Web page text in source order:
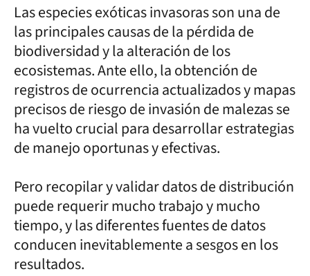
Las especies exóticas invasoras son una de
las principales causas de la pérdida de
biodiversidad y la alteración de los
ecosistemas. Ante ello, la obtención de
registros de ocurrencia actualizados y mapas
precisos de riesgo de invasión de malezas se
ha vuelto crucial para desarrollar estrategias
de manejo oportunas y efectivas.
Pero recopilar y validar datos de distribución
puede requerir mucho trabajo y mucho
tiempo, y las diferentes fuentes de datos
conducen inevitablemente a sesgos en los
resultados.